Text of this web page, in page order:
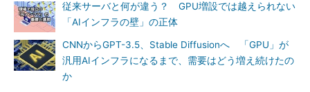
従来サーバと何が違う？ GPU増設では越えられない
「AIインフラの壁」の正体
CNNからGPT-3.5、Stable Diffusionへ 「GPU」が
汎用AIインフラになるまで、需要はどう増え続けたの
か